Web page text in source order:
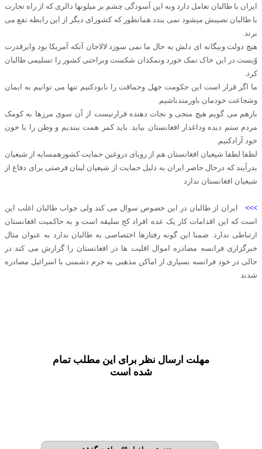
ایران با طالبان تعامل دارد وبه این آسودگی چشم بر میلونها دالری که از راه تجارت
با طالبان نصیبش میشود نمی بندد.همانطور که کشورای دیگر از این رابطه نفع می
برند.
هیچ دولت وبیگانه ای دلش به حال ما نمی سوزد لالاجان آنکه آمریکا بود وابرقدرت
وّیست در این خاک نمک خورد ونمکدان شکست وبراحتی کشور را تسلیمی طالبان
کرد.
ما اگر قرار است این حکومت جهل وحماقت را نابودکنیم تنها می توانیم به ایمان
وشجاعت خودمان باورمندباشیم.
بازهم می گویم هیچ منجی و نجات دهنده قرارنیست از آن سوی مرزها به کومک
مردم ستم دیده وداغدار افغانستان بیاید. باید کمر همت ببندیم و وطن را با خون
خود آزادکنیم.
لطفا لطفا شیعیان افغانستان هم از رویای دروغین حمایت کشورهمسایه از شیعیان
بدرآیند که درحال حاضر ایران به دلیل حمایت از شیعیان لبنان فرصتی برای دفاع از
شیعیان افغانستان ندارد
>>> ایران از طالبان در این خصوص سوال می کند ولی جواب طالبان اغلب این
است که این اقدامات کار یک عده افراد کج سلیقه است و به حاکمیت افغانستان
ارتباطی ندارد. ضمنا این گونه رفتارها اختصاصی به طالبان ندارد به عنوان مثال
خبرگزاری فرانسه مصادره اموال اقلیت ها در افغانستان را گزارش می کند در
حالی در خود فرانسه بسیاری از اماکن مذهبی به جرم دشمنی با اسرائیل مصادره
شدند
مهلت ارسال نظر برای این مطلب تمام
شده است